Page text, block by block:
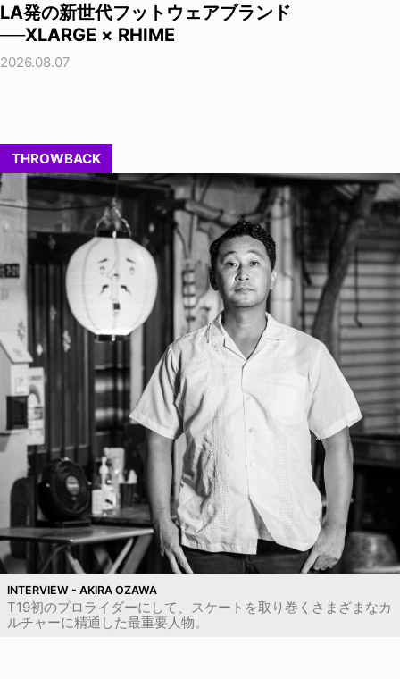
LA発の新世代フットウェアブランド
──XLARGE × RHIME
2026.08.07
THROWBACK
INTERVIEW - AKIRA OZAWA
T19初のプロライダーにして、スケートを取り巻くさまざまなカ
ルチャーに精通した最重要人物。